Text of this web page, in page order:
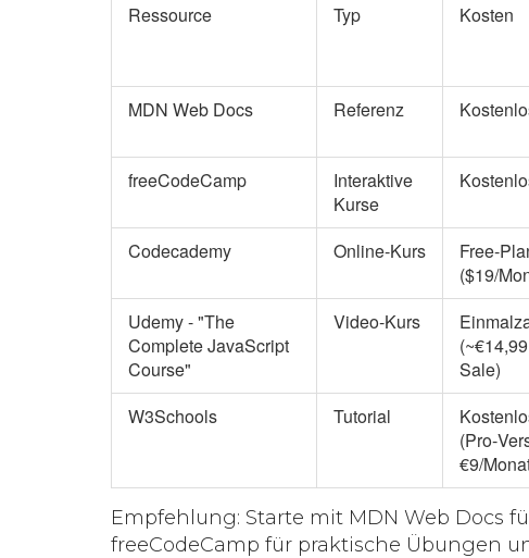
Ressource
Typ Kosten
MDN Web Docs
Referenz
freeCodeCamp
Interaktive
Kurse
Codecademy Online‑Kurs
($19/
Udemy - "The
Complete JavaScript
Course"
Video‑Kurs
Sale)
W3Schools Tutorial
€9/
Empfehlung: Starte mit MDN Web Docs
freeCodeCamp für praktische Übungen